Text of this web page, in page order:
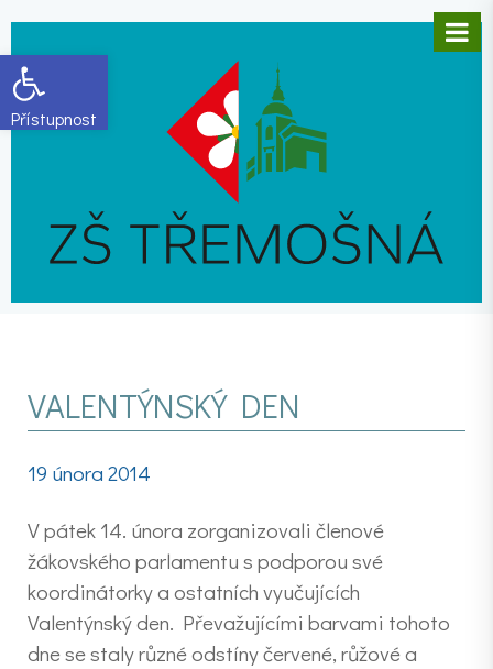
Open toolbar
VALENTÝNSKÝ DEN
19 února 2014
V pátek 14. února zorganizovali členové
žákovského parlamentu s podporou své
koordinátorky a ostatních vyučujících
Valentýnský den. Převažujícími barvami tohoto
dne se staly různé odstíny červené, růžové a